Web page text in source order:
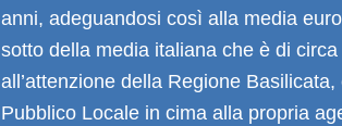
anni, adeguandosi così alla media
sotto della media italiana che è di
all’attenzione della Regione
Pubblico Locale in cima alla propria